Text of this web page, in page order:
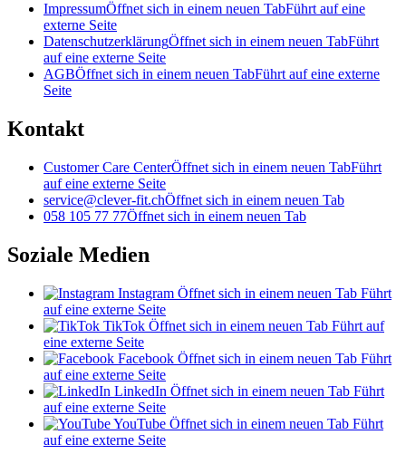
ImpressumÖffnet sich in einem neuen TabFührt auf eine
externe Seite
DatenschutzerklärungÖffnet sich in einem neuen TabFührt
auf eine externe Seite
AGBÖffnet sich in einem neuen TabFührt auf eine externe
Seite
Kontakt
Customer Care CenterÖffnet sich in einem neuen TabFührt
auf eine externe Seite
service@clever-fit.chÖffnet sich in einem neuen Tab
058 105 77 77Öffnet sich in einem neuen Tab
Soziale Medien
Instagram Öffnet sich in einem neuen Tab Führt
auf eine externe Seite
TikTok Öffnet sich in einem neuen Tab Führt auf
eine externe Seite
Facebook Öffnet sich in einem neuen Tab Führt
auf eine externe Seite
LinkedIn Öffnet sich in einem neuen Tab Führt
auf eine externe Seite
YouTube Öffnet sich in einem neuen Tab Führt
auf eine externe Seite